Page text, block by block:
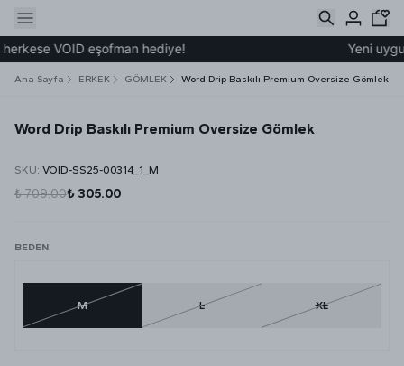
VOID eşofman hediye! Yeni
Ana Sayfa ERKEK GÖMLEK Word Drip Baskılı Premium Oversize Gömlek
Word Drip Baskılı Premium Oversize Gömlek
SKU: VOID-SS25-00314_1_M
₺ 709.00₺ 305.00
BEDEN
M L XL